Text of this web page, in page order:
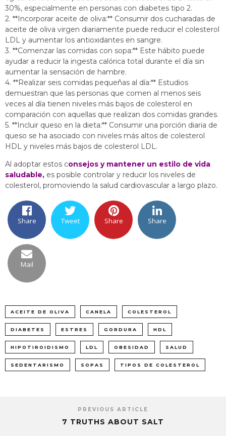
30%, especialmente en personas con diabetes tipo 2.
2. **Incorporar aceite de oliva:** Consumir dos cucharadas de
aceite de oliva virgen diariamente puede reducir el colesterol
LDL y aumentar los antioxidantes en sangre.
3. **Comenzar las comidas con sopa:** Este hábito puede
ayudar a reducir la ingesta calórica total durante el día sin
aumentar la sensación de hambre.
4. **Realizar seis comidas pequeñas al día:** Estudios
demuestran que las personas que comen al menos seis
veces al día tienen niveles más bajos de colesterol en
comparación con aquellas que realizan dos comidas grandes.
5. **Incluir queso en la dieta:** Consumir una porción diaria de
queso se ha asociado con niveles más altos de colesterol
HDL y niveles más bajos de colesterol LDL.
Al adoptar estos consejos y mantener un estilo de vida
saludable, es posible controlar y reducir los niveles de
colesterol, promoviendo la salud cardiovascular a largo plazo.
Share Tweet Share Share
Mail
ACEITE DE OLIVA CANELA COLESTEROL
DIABETES ESTRES GORDURA HDL
HIPOTIROIDISMO LDL OBESIDAD SALUD
SEDENTARISMO SOPAS TIPOS DE COLESTEROL
PREVIOUS ARTICLE
7 TRUTHS ABOUT SALT